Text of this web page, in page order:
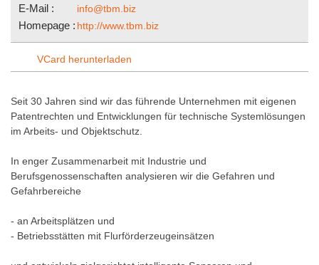
E-Mail :
info@tbm.biz
Homepage : http://www.tbm.biz
VCard herunterladen
Seit 30 Jahren sind wir das führende Unternehmen mit eigenen
Patentrechten und Entwicklungen für technische Systemlösungen
im Arbeits- und Objektschutz.
In enger Zusammenarbeit mit Industrie und
Berufsgenossenschaften analysieren wir die Gefahren und
Gefahrbereiche
- an Arbeitsplätzen und
- Betriebsstätten mit Flurförderzeugeinsätzen